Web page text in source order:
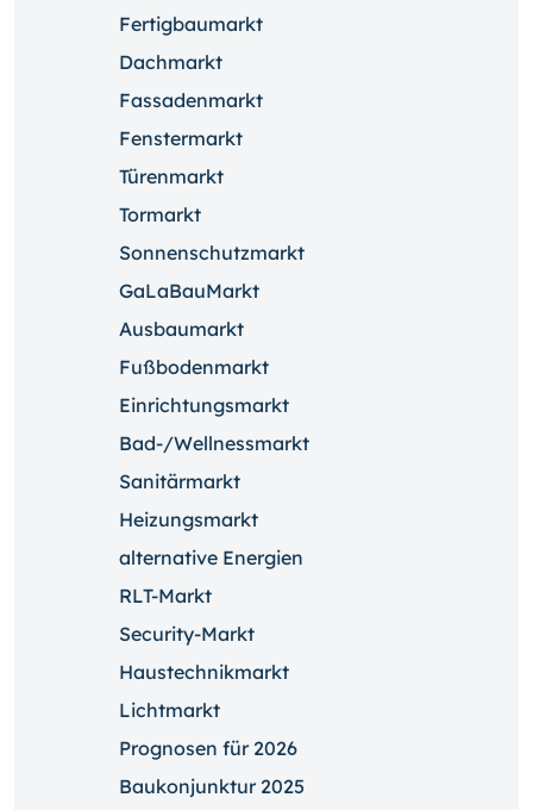
Fertigbaumarkt
Dachmarkt
Fassadenmarkt
Fenstermarkt
Türenmarkt
Tormarkt
Sonnenschutzmarkt
GaLaBauMarkt
Ausbaumarkt
Fußbodenmarkt
Einrichtungsmarkt
Bad-/Wellnessmarkt
Sanitärmarkt
Heizungsmarkt
alternative Energien
RLT-Markt
Security-Markt
Haustechnikmarkt
Lichtmarkt
Prognosen für 2026
Baukonjunktur 2025